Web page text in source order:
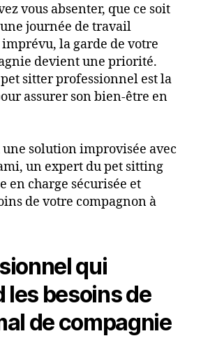
vous absenter, que ce soit
journée de travail
la garde de votre
devient une priorité.
sitter professionnel est la
assurer son bien-être en
solution improvisée avec
un expert du pet sitting
en charge sécurisée et
de votre compagnon à
qui
les besoins de
de compagnie